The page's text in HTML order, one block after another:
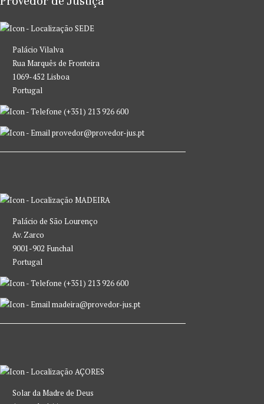
SEDE
Palácio Vilalva
Rua Marquês de Fronteira
1069-452 Lisboa
Portugal
(+351) 213 926 600
provedor@provedor-jus.pt
MADEIRA
Palácio de São Lourenço
Av. Zarco
9001-902 Funchal
Portugal
(+351) 213 926 600
madeira@provedor-jus.pt
AÇORES
Solar da Madre de Deus